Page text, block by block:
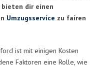
dir einen
Umzugsservice zu fairen
ist mit einigen Kosten
Faktoren eine Rolle, wie